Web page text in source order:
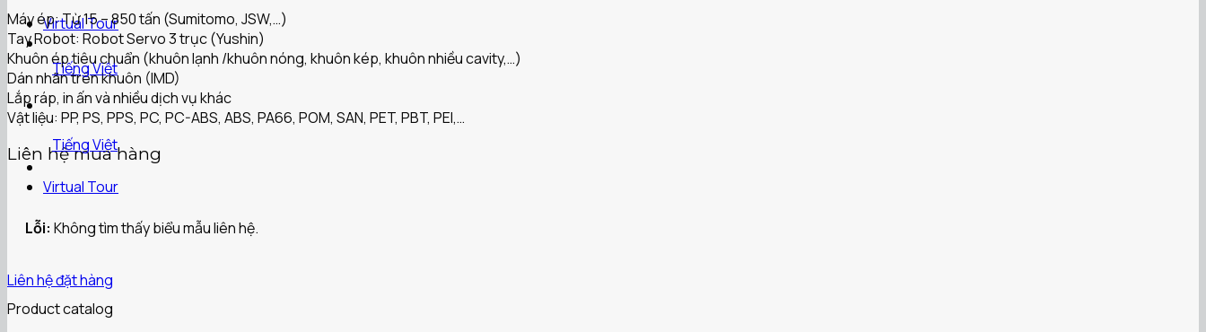
Virtual Tour
Tiếng Việt
Tiếng Việt
Virtual Tour
Máy ép: Từ 15 – 850 tấn (Sumitomo, JSW,…)
Tay Robot: Robot Servo 3 trục (Yushin)
Khuôn ép tiêu chuẩn (khuôn lạnh /khuôn nóng, khuôn kép, khuôn nhiều cavity,…)
Dán nhãn trên khuôn (IMD)
Lắp ráp, in ấn và nhiều dịch vụ khác
Vật liệu: PP, PS, PPS, PC, PC-ABS, ABS, PA66, POM, SAN, PET, PBT, PEI,…
Liên hệ mua hàng
Lỗi: Không tìm thấy biểu mẫu liên hệ.
Liên hệ đặt hàng
Product catalog